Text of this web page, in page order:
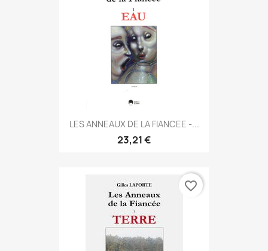
LES ANNEAUX DE LA FIANCEE -...
23,21 €
favorite_border